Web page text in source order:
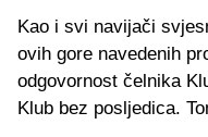
Kao i svi navijači
ovih gore navedenih
odgovornost čelnika
Klub bez posljedica.